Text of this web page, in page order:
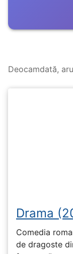
Deocamdată,
Drama
Comedia
de dragoste